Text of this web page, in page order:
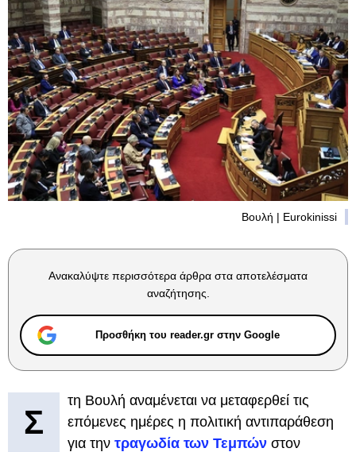
Βουλή | Eurokinissi
Ανακαλύψτε περισσότερα άρθρα στα αποτελέσματα
αναζήτησης.
Προσθήκη του reader.gr στην Google
Σ
τη Βουλή αναμένεται να μεταφερθεί τις
επόμενες ημέρες η πολιτική αντιπαράθεση
για την τραγωδία των Τεμπών στον